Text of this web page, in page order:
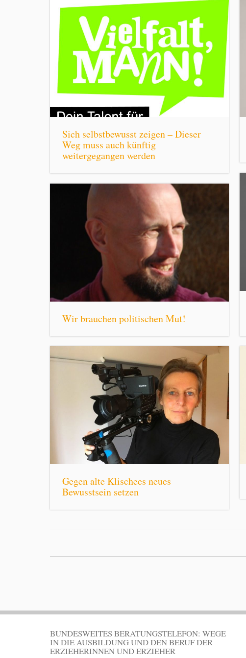
Sich selbstbewusst zeigen – Dieser
Weg muss auch künftig
weitergegangen werden
Wir brauchen politischen Mut!
Gegen alte Klischees neues
Bewusstsein setzen
BUNDESWEITES BERATUNGSTELEFON: WEGE
IN DIE AUSBILDUNG UND DEN BERUF DER
ERZIEHERINNEN UND ERZIEHER